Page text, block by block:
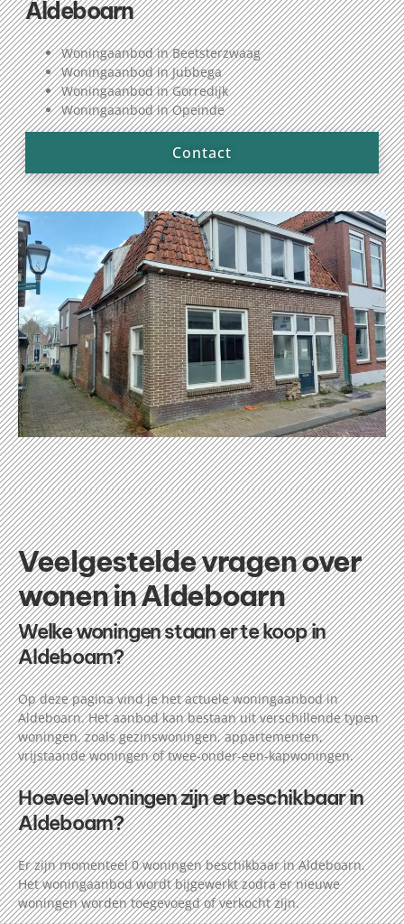
Aldeboarn
Woningaanbod in Beetsterzwaag
Woningaanbod in Jubbega
Woningaanbod in Gorredijk
Woningaanbod in Opeinde
Contact
Veelgestelde vragen over
wonen in Aldeboarn
Welke woningen staan er te koop in
Aldeboarn?
Op deze pagina vind je het actuele woningaanbod in
Aldeboarn. Het aanbod kan bestaan uit verschillende typen
woningen, zoals gezinswoningen, appartementen,
vrijstaande woningen of twee-onder-een-kapwoningen.
Hoeveel woningen zijn er beschikbaar in
Aldeboarn?
Er zijn momenteel 0 woningen beschikbaar in Aldeboarn.
Het woningaanbod wordt bijgewerkt zodra er nieuwe
woningen worden toegevoegd of verkocht zijn.